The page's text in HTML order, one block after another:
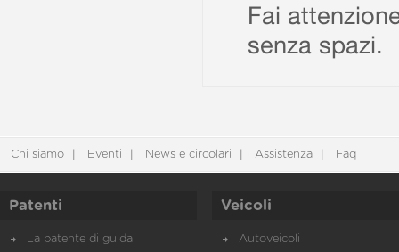
Fai
senza spazi.
Chi siamo Eventi News e circolari Assistenza Faq
Patenti
La patente di guida
Veicoli
Autoveicoli